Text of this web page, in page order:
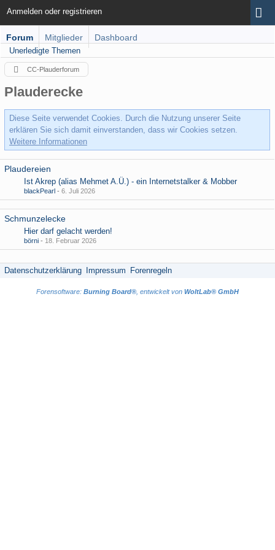
Anmelden oder registrieren
Forum Mitglieder Dashboard
Unerledigte Themen
CC-Plauderforum
Plauderecke
Diese Seite verwendet Cookies. Durch die Nutzung unserer Seite
erklären Sie sich damit einverstanden, dass wir Cookies setzen.
Weitere Informationen
Plaudereien
Ist Akrep (alias Mehmet A.Ü.) - ein Internetstalker & Mobber
blackPearl - 6. Juli 2026
Schmunzelecke
Hier darf gelacht werden!
börni - 18. Februar 2026
Datenschutzerklärung Impressum Forenregeln
Forensoftware: Burning Board® , entwickelt von WoltLab® GmbH